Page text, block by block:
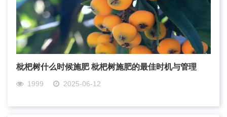
枇杷树什么时候施肥 枇杷树施肥的最佳时机与管理
1999 2025-06-12